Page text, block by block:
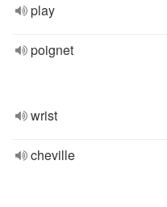
play
poignet
wrist
cheville